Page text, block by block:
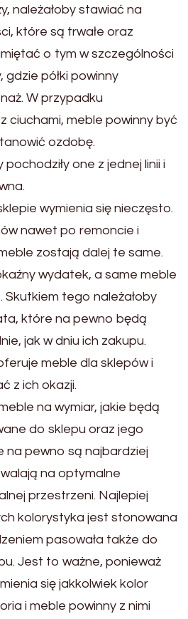
należałoby stawiać na
które są trwałe oraz
o tym w szczególności
gdzie półki powinny
W przypadku
ciuchami, meble powinny być
ozdobę.
one z jednej linii i
wymienia się nieczęsto.
nawet po remoncie i
zostają dalej te same.
wydatek, a same meble
Skutkiem tego należałoby
które na pewno będą
jak w dniu ich zakupu.
meble dla sklepów i
z ich okazji.
na wymiar, jakie będą
do sklepu oraz jego
na pewno są najbardziej
na optymalne
przestrzeni. Najlepiej
kolorystyka jest stonowana
pasowała także do
Jest to ważne, ponieważ
się jakkolwiek kolor
i meble powinny z nimi